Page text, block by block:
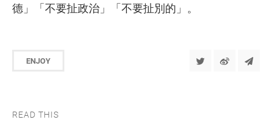
德」「不要扯政治」「不要扯別的」。
ENJOY
READ THIS